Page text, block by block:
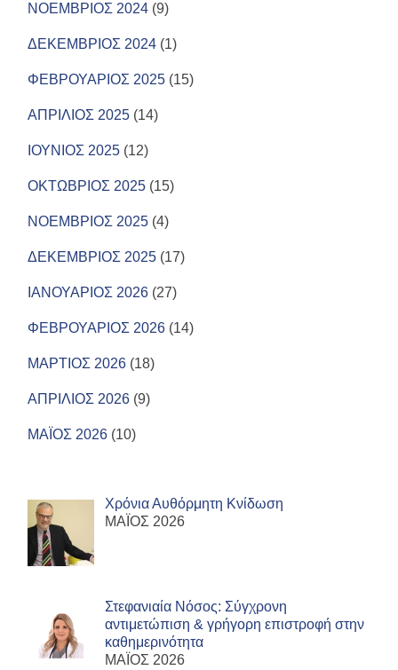
ΝΟΕΜΒΡΙΟΣ 2024 (9)
ΔΕΚΕΜΒΡΙΟΣ 2024 (1)
ΦΕΒΡΟΥΑΡΙΟΣ 2025 (15)
ΑΠΡΙΛΙΟΣ 2025 (14)
ΙΟΥΝΙΟΣ 2025 (12)
ΟΚΤΩΒΡΙΟΣ 2025 (15)
ΝΟΕΜΒΡΙΟΣ 2025 (4)
ΔΕΚΕΜΒΡΙΟΣ 2025 (17)
ΙΑΝΟΥΑΡΙΟΣ 2026 (27)
ΦΕΒΡΟΥΑΡΙΟΣ 2026 (14)
ΜΑΡΤΙΟΣ 2026 (18)
ΑΠΡΙΛΙΟΣ 2026 (9)
ΜΑΪΟΣ 2026 (10)
Χρόνια Αυθόρμητη Κνίδωση
ΜΑΪΟΣ 2026
Στεφανιαία Νόσος: Σύγχρονη
αντιμετώπιση & γρήγορη επιστροφή στην
καθημερινότητα
ΜΑΪΟΣ 2026